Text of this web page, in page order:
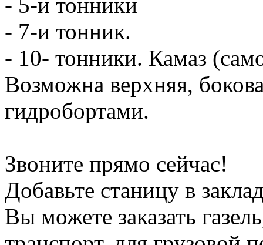
- 5-и тонники
- 7-и тонник.
- 10- тонники. Камаз
Возможна верхняя,
гидробортами.
Звоните прямо сейчас!
Добавьте станицу в
Вы можете заказать